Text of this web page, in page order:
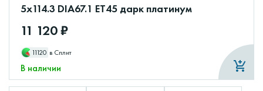
5x114.3 DIA67.1 ET45 дарк платинум
11 120 ₽
11120 в Сплит
В наличии